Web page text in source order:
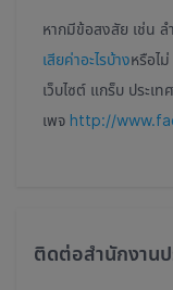
หากมีข้อสงสัย เช่น ล
เสียค่าอะไรบ้างหรือไ
เว็บไซต์ แกร็บ ประเท
เพจ http://
ติดต่อสำนักงาน